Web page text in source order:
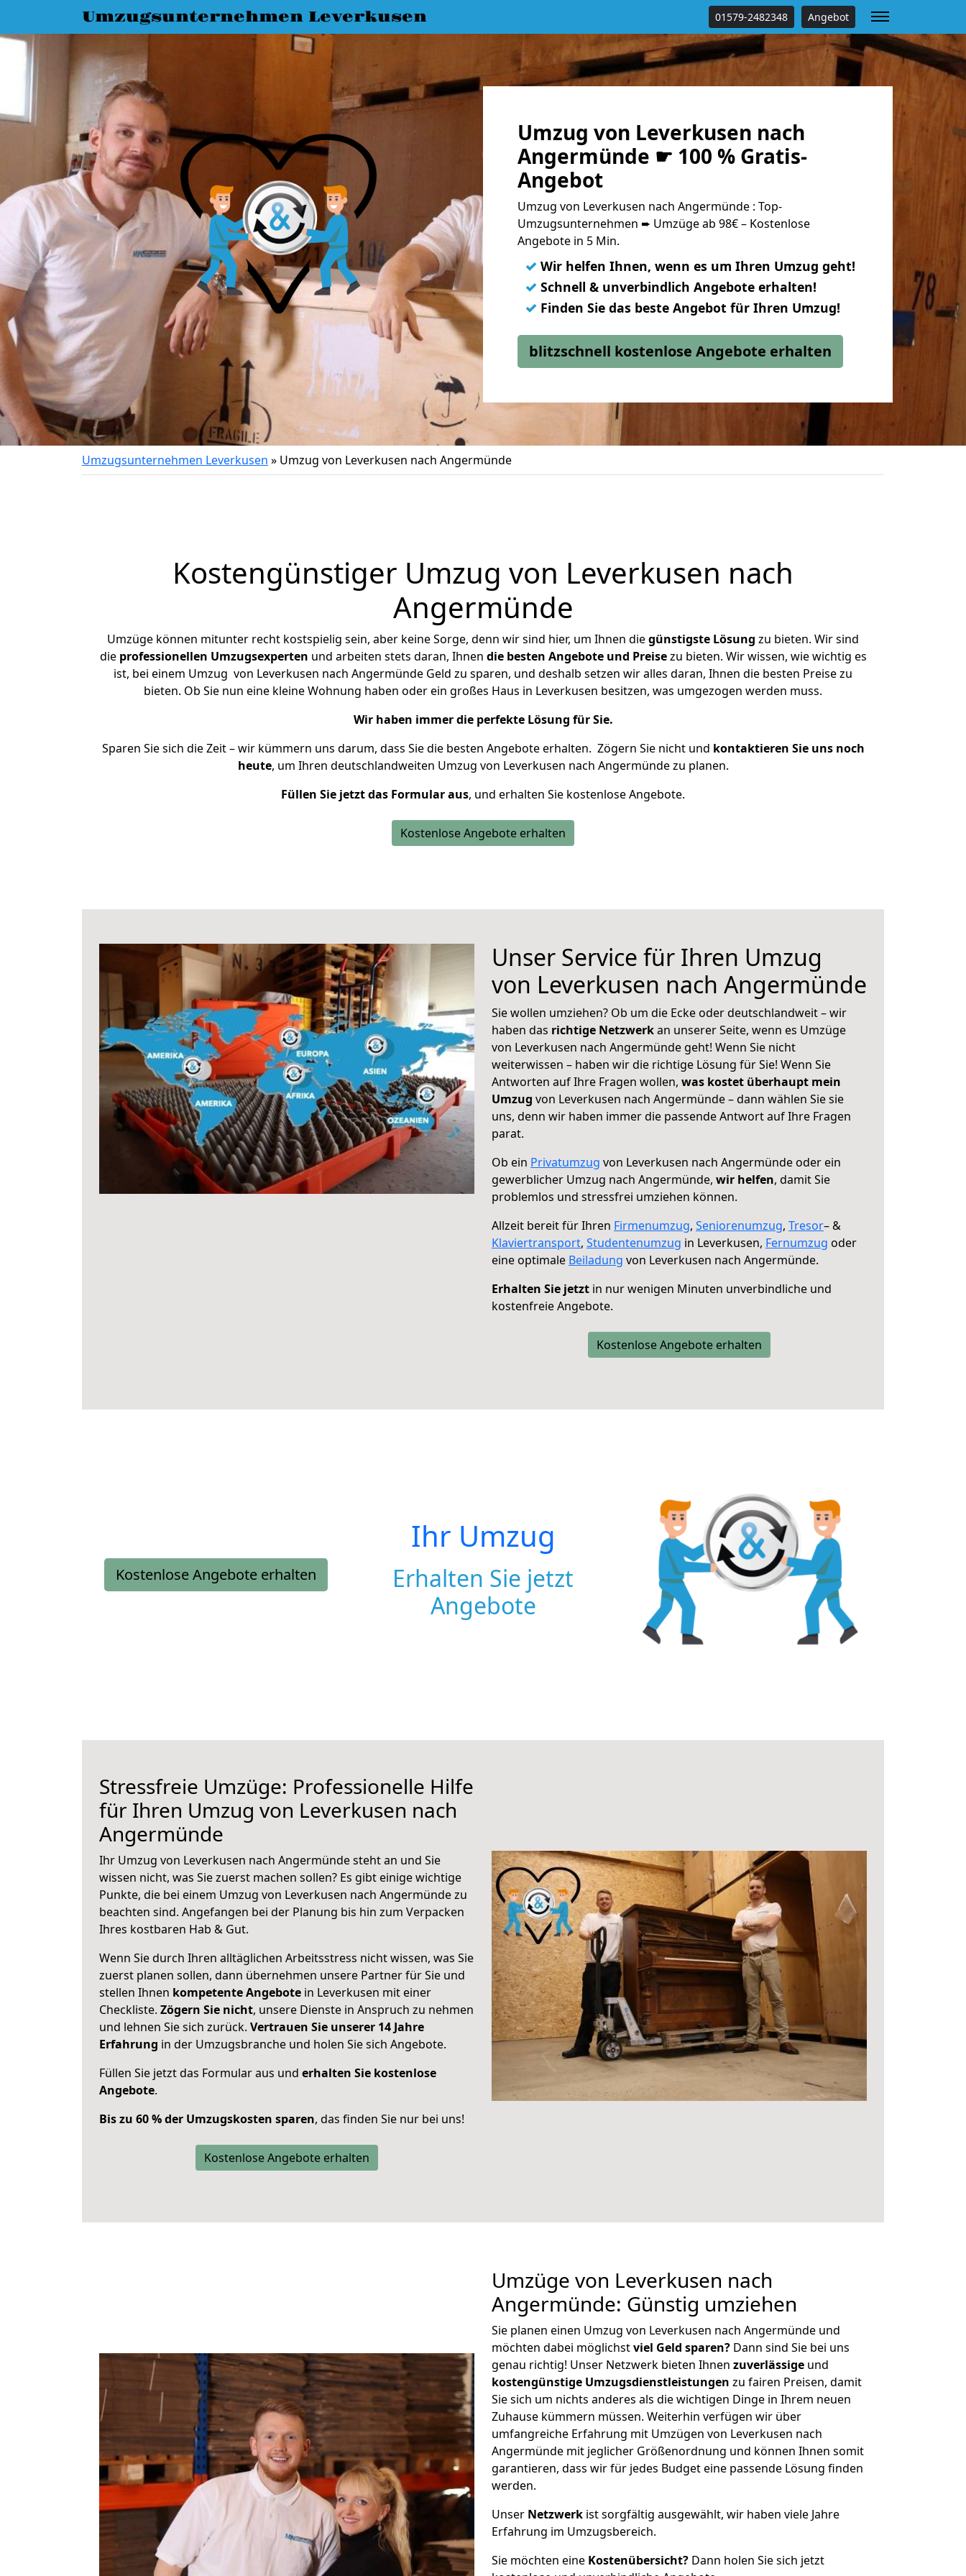
Umzugsunternehmen Leverkusen 01579-2482348 Angebot
Umzug von Leverkusen nach
Angermünde ☛ 100 % Gratis-
Angebot
Umzug von Leverkusen nach Angermünde : Top-
Umzugsunternehmen ➨ Umzüge ab 98€ – Kostenlose
Angebote in 5 Min.
✓ Wir helfen Ihnen, wenn es um Ihren Umzug geht!
✓ Schnell & unverbindlich Angebote erhalten!
✓ Finden Sie das beste Angebot für Ihren Umzug!
blitzschnell kostenlose Angebote erhalten
Umzugsunternehmen Leverkusen » Umzug von Leverkusen nach Angermünde
Kostengünstiger Umzug von Leverkusen nach
Angermünde
Umzüge können mitunter recht kostspielig sein, aber keine Sorge, denn wir sind hier, um Ihnen diegünstigste Lösung zu bieten. Wir sind
die professionellen Umzugsexperten und arbeiten stets daran, Ihnen die besten Angebote und Preisezu bieten. Wir wissen, wie wichtig es
ist, bei einem Umzug von Leverkusen nach Angermünde Geld zu sparen, und deshalb setzen wir alles daran, Ihnen die besten Preise zu
bieten. Ob Sie nun eine kleine Wohnung haben oder ein großes Haus in Leverkusen besitzen, was umgezogen werden muss.
Wir haben immer die perfekte Lösung für Sie.
Sparen Sie sich die Zeit – wir kümmern uns darum, dass Sie die besten Angebote erhalten. Zögern Sie nicht und kontaktieren Sie uns noch
heute, um Ihren deutschlandweiten Umzug von Leverkusen nach Angermünde zu planen.
Füllen Sie jetzt das Formular aus, und erhalten Sie kostenlose Angebote.
Kostenlose Angebote erhalten
Unser Service für Ihren Umzug
von Leverkusen nach Angermünde
Sie wollen umziehen? Ob um die Ecke oder deutschlandweit – wir
haben das richtige Netzwerkan unserer Seite, wenn es Umzüge
von Leverkusen nach Angermünde geht! Wenn Sie nicht
weiterwissen – haben wir die richtige Lösung für Sie! Wenn Sie
Antworten auf Ihre Fragen wollen, was kostet überhaupt mein
Umzug von Leverkusen nach Angermünde – dann wählen Sie sie
uns, denn wir haben immer die passende Antwort auf Ihre Fragen
parat.
Ob ein Privatumzug von Leverkusen nach Angermünde oder ein
gewerblicher Umzug nach Angermünde, wir helfen, damit Sie
problemlos und stressfrei umziehen können.
Allzeit bereit für Ihren Firmenumzug, Seniorenumzug, Tresor– &
Klaviertransport, Studentenumzug in Leverkusen, Fernumzug oder
eine optimale Beiladung von Leverkusen nach Angermünde.
Erhalten Sie jetzt in nur wenigen Minuten unverbindliche und
kostenfreie Angebote.
Kostenlose Angebote erhalten
Kostenlose Angebote erhalten
Ihr Umzug
Erhalten Sie jetzt
Angebote
Stressfreie Umzüge: Professionelle Hilfe
für Ihren Umzug von Leverkusen nach
Angermünde
Ihr Umzug von Leverkusen nach Angermünde steht an und Sie
wissen nicht, was Sie zuerst machen sollen? Es gibt einige wichtige
Punkte, die bei einem Umzug von Leverkusen nach Angermünde zu
beachten sind. Angefangen bei der Planung bis hin zum Verpacken
Ihres kostbaren Hab & Gut.
Wenn Sie durch Ihren alltäglichen Arbeitsstress nicht wissen, was Sie
zuerst planen sollen, dann übernehmen unsere Partner für Sie und
stellen Ihnen kompetente Angebote in Leverkusen mit einer
Checkliste. Zögern Sie nicht, unsere Dienste in Anspruch zu nehmen
und lehnen Sie sich zurück. Vertrauen Sie unserer 14 Jahre
Erfahrung in der Umzugsbranche und holen Sie sich Angebote.
Füllen Sie jetzt das Formular aus und erhalten Sie kostenlose
Angebote.
Bis zu 60 % der Umzugskosten sparen, das finden Sie nur bei uns!
Kostenlose Angebote erhalten
Umzüge von Leverkusen nach
Angermünde: Günstig umziehen
Sie planen einen Umzug von Leverkusen nach Angermünde und
möchten dabei möglichstviel Geld sparen? Dann sind Sie bei uns
genau richtig! Unser Netzwerk bieten Ihnen zuverlässige und
kostengünstige Umzugsdienstleistungen zu fairen Preisen, damit
Sie sich um nichts anderes als die wichtigen Dinge in Ihrem neuen
Zuhause kümmern müssen. Weiterhin verfügen wir über
umfangreiche Erfahrung mit Umzügen von Leverkusen nach
Angermünde mit jeglicher Größenordnung und können Ihnen somit
garantieren, dass wir für jedes Budget eine passende Lösung finden
werden.
Unser Netzwerk ist sorgfältig ausgewählt, wir haben viele Jahre
Erfahrung im Umzugsbereich.
Sie möchten eine Kostenübersicht? Dann holen Sie sich jetzt